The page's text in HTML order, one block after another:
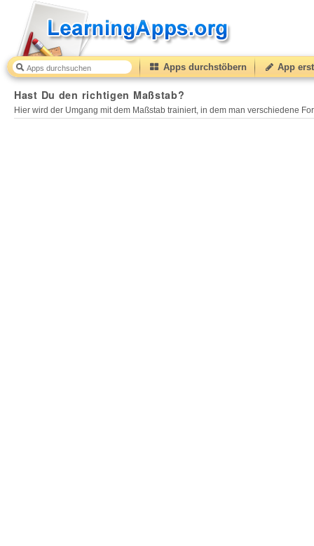
Apps durchstöbern App
Hast Du den richtigen Maßstab?
Hier wird der Umgang mit dem Maßstab trainiert, in dem man verschiedene
Hast Du den richtigen Maßstab? 40(from 10 to50 )